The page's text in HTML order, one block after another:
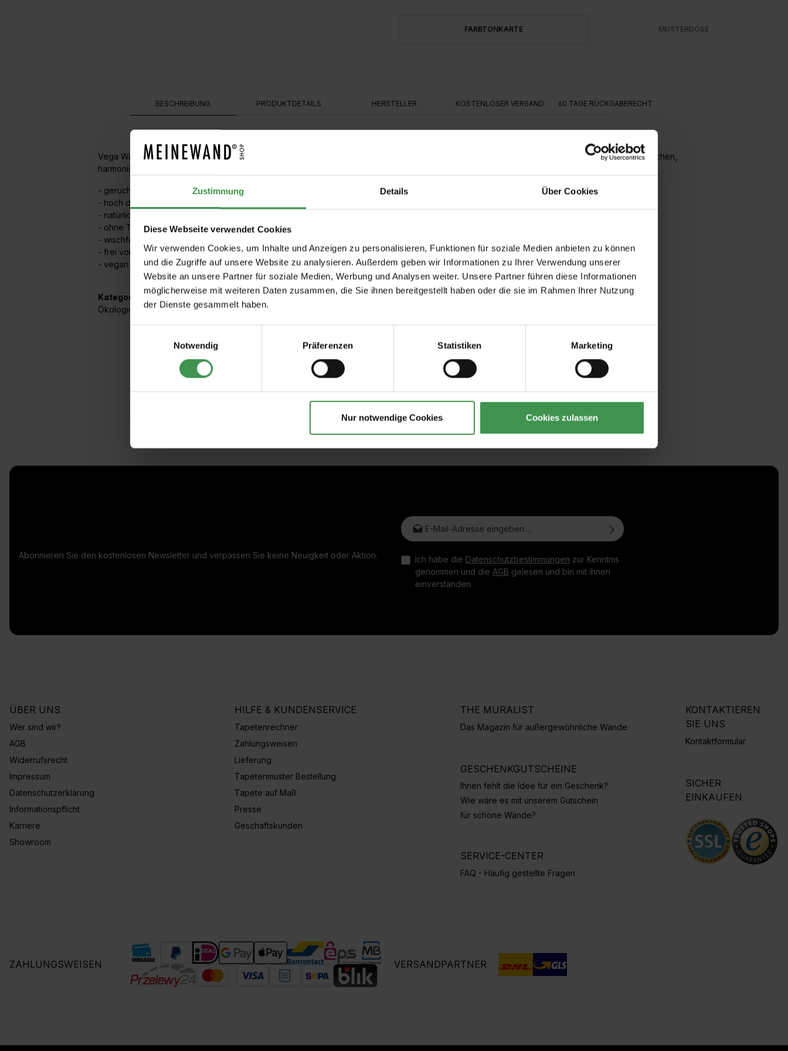
Zustimmung Details Über Cookies
Diese Webseite verwendet Cookies
Wir verwenden Cookies, um Inhalte und Anzeigen zu personalisieren, Funktionen für soziale Medien anbieten zu können
und die Zugriffe auf unsere Website zu analysieren. Außerdem geben wir Informationen zu Ihrer Verwendung unserer
Website an unsere Partner für soziale Medien, Werbung und Analysen weiter. Unsere Partner führen diese Informationen
möglicherweise mit weiteren Daten zusammen, die Sie ihnen bereitgestellt haben oder die sie im Rahmen Ihrer Nutzung
der Dienste gesammelt haben.
Notwendig
Präferenzen Statistiken Marketing
Nur notwendige Cookies Cookies zulassen
FARBTONKARTE MUSTERDOSE
BESCHREIBUNG PRODUKTDETAILS HERSTELLER KOSTENLOSER VERSAND 60 TAGE RÜCKGABERECHT
Vega Wandfarbe enthält Pflanzenkasein (pflanzliches Eiweiß) als Bindemittel. Italienische Marmormehle verleihen dieser Farbe ihren unaufdringlichen,
harmonisch hellen Weißton, ganz ohne Titanweiß und ohne optische Aufheller.
- gerucharm
- hoch diffusionsoffen, antistatisch
- natürlich weiß durch feine Marmormehle
- ohne Titanweiß
- wischfest und mehrfach überstreichbar
- frei von Konservierungsstoffen
- vegan
Kategorien:
Ökologisch
Abonnieren Sie den kostenlosen Newsletter und verpassen Sie keine Neuigkeit oder Aktion.
E-Mail-Adresse*
Ich habe die Datenschutzbestimmungen zur Kenntnis
genommen und die AGB gelesen und bin mit ihnen
einverstanden.
ÜBER UNS
Wer sind wir?
AGB
Widerrufsrecht
Impressum
Datenschutzerklärung
Informationspflicht
Karriere
Showroom
HILFE & KUNDENSERVICE
Tapetenrechner
Zahlungsweisen
Lieferung
Tapetenmuster Bestellung
Tapete auf Maß
Presse
Geschäftskunden
THE MURALIST
Das Magazin für außergewöhnliche Wände
GESCHENKGUTSCHEINE
Ihnen fehlt die Idee für ein Geschenk?
Wie wäre es mit unserem Gutschein
für schöne Wände?
SERVICE-CENTER
FAQ - Häufig gestellte Fragen
KONTAKTIEREN
SIE UNS
Kontaktformular
SICHER
EINKAUFEN
ZAHLUNGSWEISEN VERSANDPARTNER